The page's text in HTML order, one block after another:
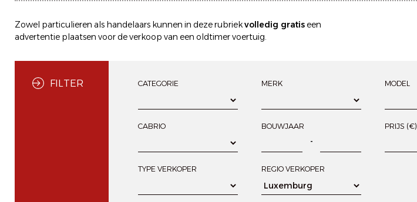
Zowel particulieren als handelaars kunnen in deze rubriekvolledig gratis een
advertentie plaatsen voor deverkoop van een oldtimer voertuig.
FILTER CATEGORIE MERK MODEL
CABRIO BOUWJAAR
-
PRIJS (€)
TYPE VERKOPER REGIO VERKOPER